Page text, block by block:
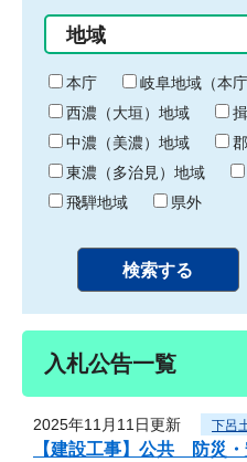
始
り
間
終
わ
り
地域
本庁
岐阜地域（本庁
西濃（大垣）地域
中濃（美濃）地域
東濃（多治見）地域
飛騨地域
県外
入札公告一覧
2025年11月11日更新 下呂
【建設工事】公共 防災